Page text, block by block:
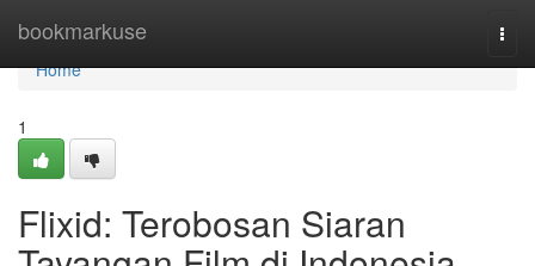
bookmarkuse
Home
Home
1
Flixid: Terobosan Siaran